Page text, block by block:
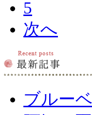
5
次へ
ブルー